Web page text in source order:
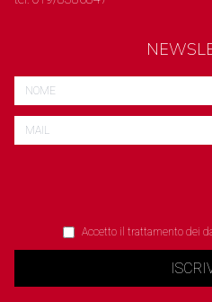
Accetto il trattamento dei